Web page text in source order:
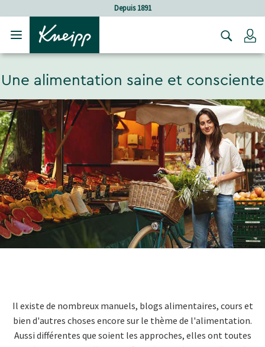
Sauter au contenu du pied de page
Depuis 1891
Une alimentation saine et consciente
Il existe de nombreux manuels, blogs alimentaires, cours et
bien d'autres choses encore sur le thème de l'alimentation.
Aussi différentes que soient les approches, elles ont toutes